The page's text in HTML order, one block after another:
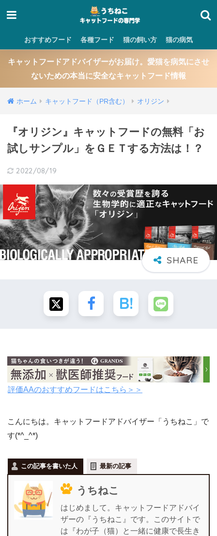
おすすめフード 各種フード 猫の飼い方 猫の病気
キャットフードアドバイザーがお届け。愛猫を病気にさせ
ないための本当に安全なキャットフード情報
ホーム キャットフード（PR含む） オリジン
『オリジン』キャットフードの無料「お
試しサンプル」をＧＥＴする方法は！？
2022/08/19
評価AAのおすすめフードはこちら＞＞
こんにちは。キャットフードアドバイザー「うちねこ」で
す(*^_^*)
この記事を書いた人 最新の記事
うちねこ
はじめまして。キャットフードアドバイ
ザーの『うちねこ』です。このサイトで
は『わが子（猫）と一緒に健康で長生き